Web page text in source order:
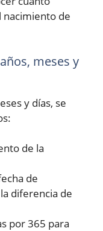
de
meses y
y días, se
de la
de
diferencia de
por 365 para